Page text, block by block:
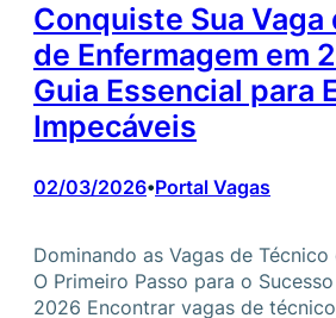
Conquiste Sua Vaga
de Enfermagem em
Guia Essencial para
Impecáveis
02/03/2026•Portal Vagas
Dominando as Vagas de
O Primeiro Passo para o
2026 Encontrar vagas de